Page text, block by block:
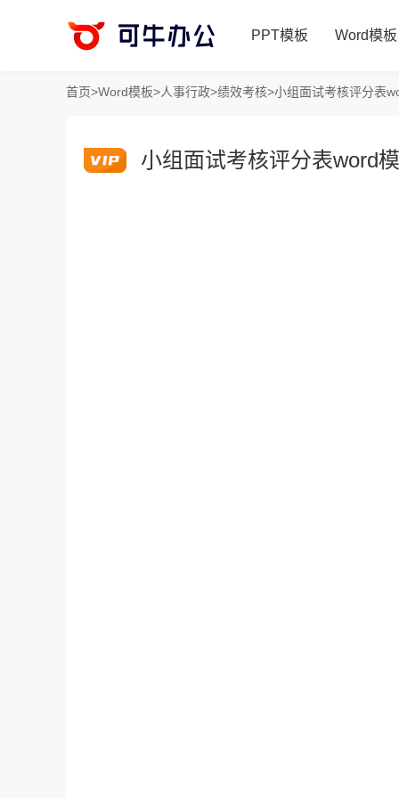
PPT模板 Word模板
首页>Word模板>人事行政>绩效考核>小组面试考核评分表
小组面试考核评分表word